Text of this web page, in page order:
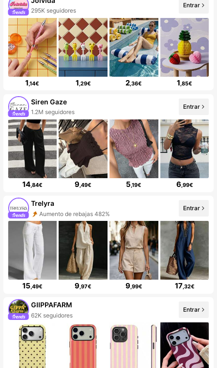
295K seguidores
Entrar
1,14€ 1,29€ 2,36€ 1,85€
Siren Gaze
1.2M seguidores
Entrar
14,84€ 9,49€ 5,19€ 6,99€
Trelyra
Aumento de rebajas 482%
Entrar
15,49€ 9,97€ 9,99€ 17,32€
GIIPPAFARM
62K seguidores
Entrar